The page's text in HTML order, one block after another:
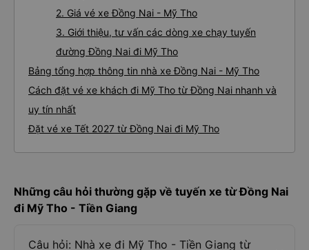
2. Giá vé xe Đồng Nai - Mỹ Tho
3. Giới thiệu, tư vấn các dòng xe chạy tuyến
đường Đồng Nai đi Mỹ Tho
Bảng tổng hợp thông tin nhà xe Đồng Nai - Mỹ Tho
Cách đặt vé xe khách đi Mỹ Tho từ Đồng Nai nhanh và
uy tín nhất
Đặt vé xe Tết 2027 từ Đồng Nai đi Mỹ Tho
Những câu hỏi thường gặp về tuyến xe từ Đồng Nai
đi Mỹ Tho - Tiền Giang
Câu hỏi: Nhà xe đi Mỹ Tho - Tiền Giang từ